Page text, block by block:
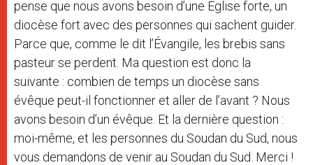
pense que nous avons besoin d’une Église forte, un
diocèse fort avec des personnes qui sachent guider.
Parce que, comme le dit l’Évangile, les brebis sans
pasteur se perdent. Ma question est donc la
suivante : combien de temps un diocèse sans
évêque peut-il fonctionner et aller de l’avant ? Nous
avons besoin d’un évêque. Et la dernière question :
moi-même, et les personnes du Soudan du Sud, nous
vous demandons de venir au Soudan du Sud. Merci !